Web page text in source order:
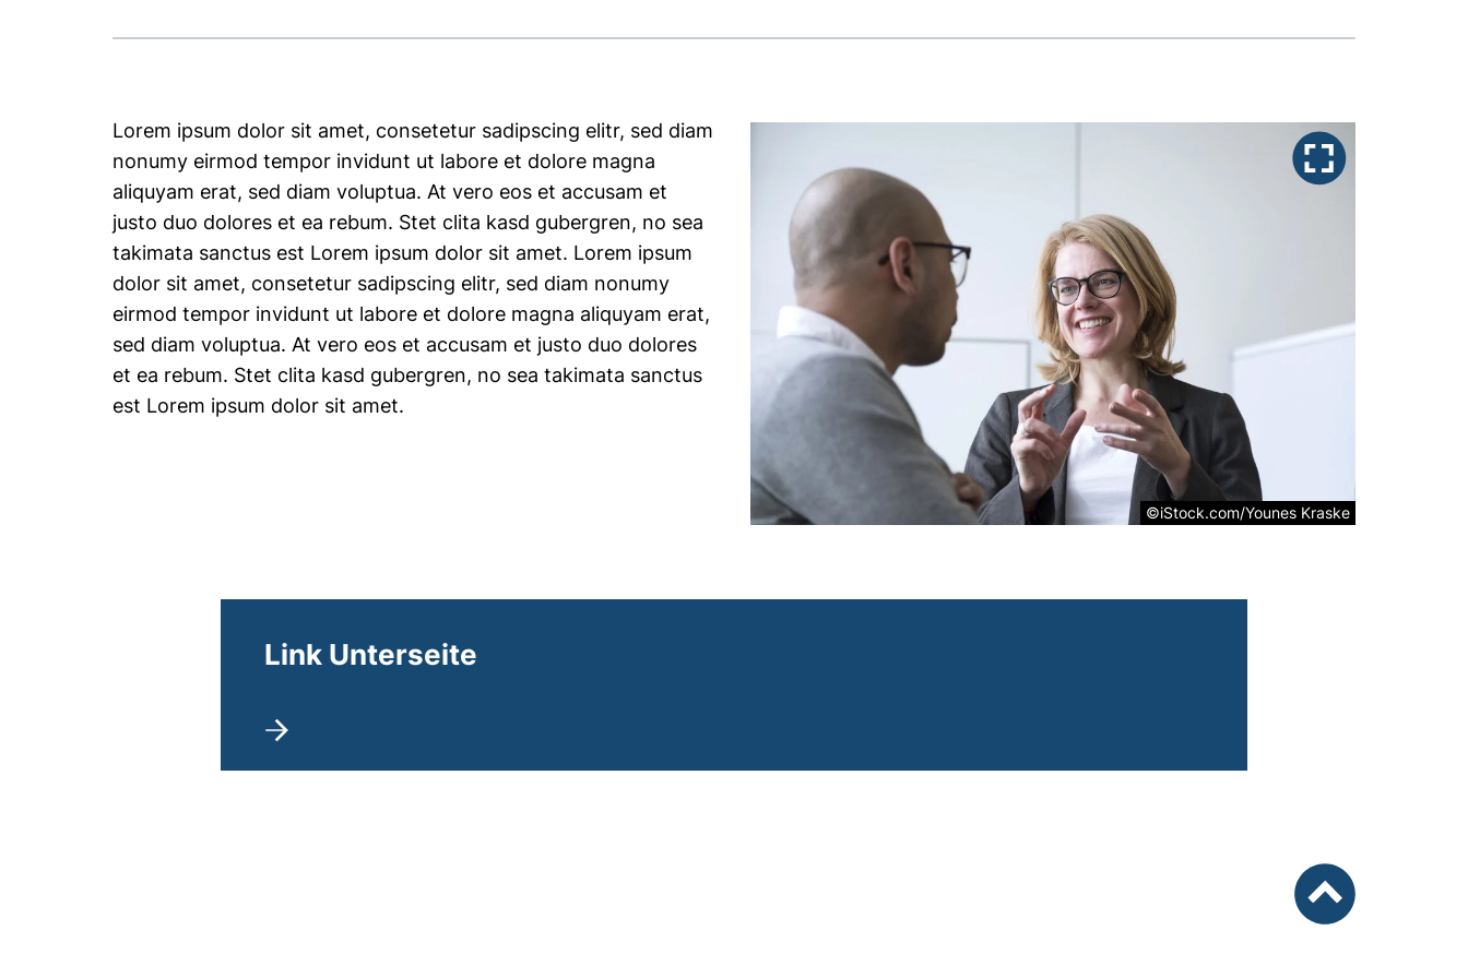
Lorem ipsum dolor sit amet, consetetur sadipscing elitr, sed diam
nonumy eirmod tempor invidunt ut labore et dolore magna
aliquyam erat, sed diam voluptua. At vero eos et accusam et
justo duo dolores et ea rebum. Stet clita kasd gubergren, no sea
takimata sanctus est Lorem ipsum dolor sit amet. Lorem ipsum
dolor sit amet, consetetur sadipscing elitr, sed diam nonumy
eirmod tempor invidunt ut labore et dolore magna aliquyam erat,
sed diam voluptua. At vero eos et accusam et justo duo dolores
et ea rebum. Stet clita kasd gubergren, no sea takimata sanctus
est Lorem ipsum dolor sit amet.
©iStock.com/Younes Kraske
Link Unterseite